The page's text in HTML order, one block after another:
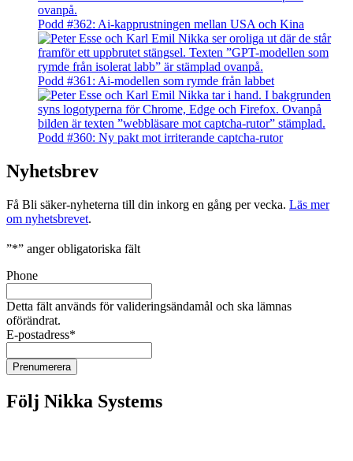
Podd #362: Ai-kapprustningen mellan USA och Kina
Podd #361: Ai-modellen som rymde från labbet
Podd #360: Ny pakt mot irriterande captcha-rutor
Nyhetsbrev
Få Bli säker-nyheterna till din inkorg en gång per vecka. Läs mer
om nyhetsbrevet.
”*” anger obligatoriska fält
Phone
Detta fält används för valideringsändamål och ska lämnas
oförändrat.
E-postadress*
Följ Nikka Systems